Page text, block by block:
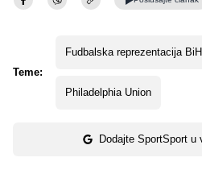
Teme:
Fudbalska reprezentacija BiH
Philadelphia Union
Dodajte SportSport u